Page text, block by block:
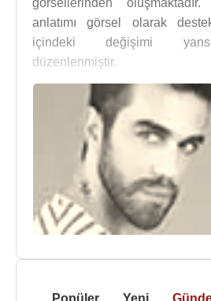
görsellerinden
anlatımı görsel olarak
içindeki değişimi
düzenlenmiştir.